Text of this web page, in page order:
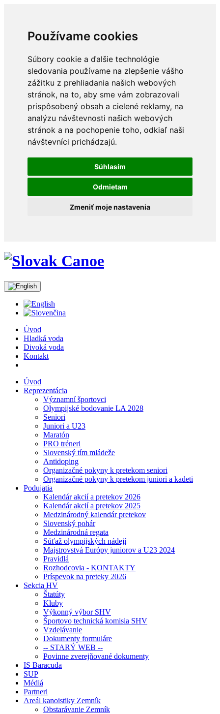
Používame cookies
Súbory cookie a ďalšie technológie
sledovania používame na zlepšenie vášho
zážitku z prehliadania našich webových
stránok, na to, aby sme vám zobrazovali
prispôsobený obsah a cielené reklamy, na
analýzu návštevnosti našich webových
stránok a na pochopenie toho, odkiaľ naši
návštevníci prichádzajú.
Súhlasím
Odmietam
Zmeniť moje nastavenia
Úvod
Hladká voda
Divoká voda
Kontakt
Úvod
Reprezentácia
Významní športovci
Olympijské bodovanie LA 2028
Seniori
Juniori a U23
Maratón
PRO tréneri
Slovenský tím mládeže
Antidoping
Organizačné pokyny k pretekom seniori
Organizačné pokyny k pretekom juniori a kadeti
Podujatia
Kalendár akcií a pretekov 2026
Kalendár akcií a pretekov 2025
Medzinárodný kalendár pretekov
Slovenský pohár
Medzinárodná regata
Súťaž olympijských nádejí
Majstrovstvá Európy juniorov a U23 2024
Pravidlá
Rozhodcovia - KONTAKTY
Príspevok na preteky 2026
Sekcia HV
Štatúty
Kluby
Výkonný výbor SHV
Športovo technická komisia SHV
Vzdelávanie
Dokumenty formuláre
-- STARÝ WEB --
Povinne zverejňované dokumenty
IS Baracuda
SUP
Médiá
Partneri
Areál kanoistiky Zemník
Obstarávanie Zemník